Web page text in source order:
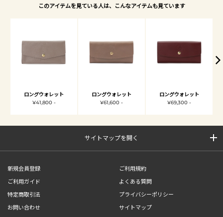
このアイテムを見ている人は、こんなアイテムも見ています
ロングウォレット
¥41,800 -
ロングウォレット
¥61,600 -
ロングウォレット
¥69,300 -
サイトマップを開く
新規会員登録
ご利用規約
ご利用ガイド
よくある質問
特定商取引法
プライバシーポリシー
お問い合わせ
サイトマップ